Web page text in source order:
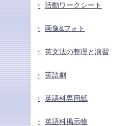
活動ワークシート
画像&フォト
英文法の整理と演習
英語劇
英語科専用紙
英語科掲示物